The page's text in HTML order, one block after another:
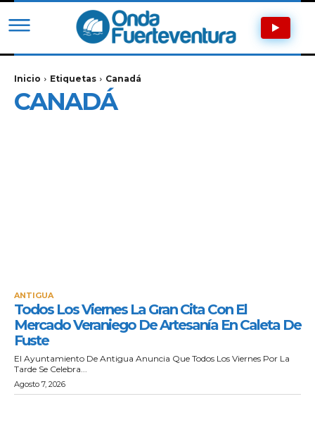
Inicio Etiquetas Canadá
CANADÁ
ANTIGUA
Todos Los Viernes La Gran Cita Con El
Mercado Veraniego De Artesanía En Caleta De
Fuste
El Ayuntamiento De Antigua Anuncia Que Todos Los Viernes Por La
Tarde Se Celebra...
Agosto 7, 2026